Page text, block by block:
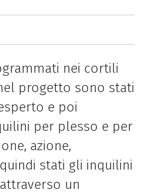
nei cortili
progetto sono stati
e poi
per plesso e per
azione,
stati gli inquilini
un